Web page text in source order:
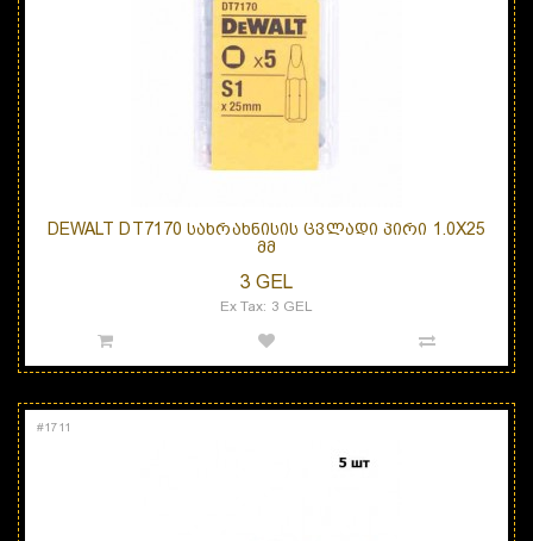
DEWALT DT7170 ᲡᲐᲮᲠᲐᲮᲜᲘᲡᲘᲡ ᲪᲕᲚᲐᲓᲘ ᲞᲘᲠᲘ 1.0X25
ᲛᲛ
3 GEL
Ex Tax: 3 GEL
#1711